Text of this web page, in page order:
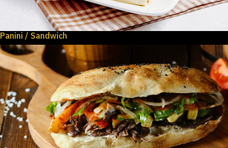
Panini / Sandwich